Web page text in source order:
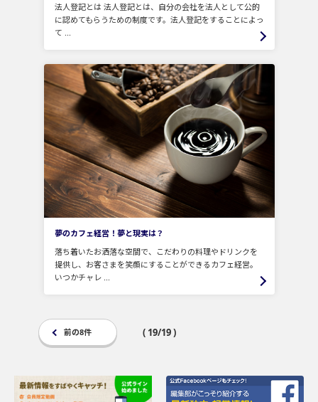
法人登記とは 法人登記とは、自分の会社を法人として公的
に認めてもらうための制度です。法人登記をすることによっ
て ...
夢のカフェ経営！夢と現実は？
落ち着いたお洒落な空間で、こだわりの料理やドリンクを
提供し、お客さまを笑顔にすることができるカフェ経営。
いつかチャレ ...
前の8件 ( 19/19 )